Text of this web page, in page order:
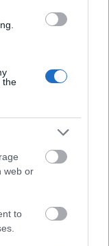
the
web or
to
mindig
tudunk (vagy
témában
mint az
és
a The Dawn of